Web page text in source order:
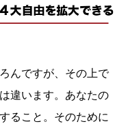
んですが、その上で
違います。あなたの
ること。そのために